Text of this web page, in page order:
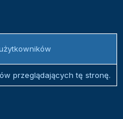
przeglądających tę stronę.